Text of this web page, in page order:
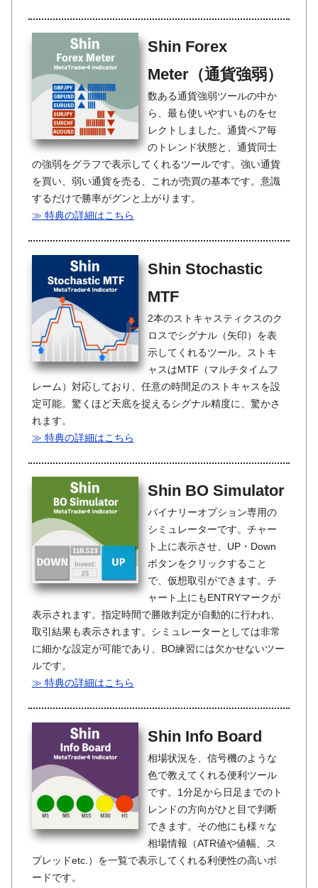
Shin Forex
Meter（通貨強弱）
数ある通貨強弱ツールの中か
ら、最も使いやすいものをセ
レクトしました。通貨ペア毎
のトレンド状態と、通貨同士
の強弱をグラフで表示してくれるツールです。強い通貨
を買い、弱い通貨を売る、これが売買の基本です。意識
するだけで勝率がグンと上がります。
≫ 特典の詳細はこちら
Shin Stochastic
MTF
2本のストキャスティクスのク
ロスでシグナル（矢印）を表
示してくれるツール。ストキ
ャスはMTF（マルチタイムフ
レーム）対応しており、任意の時間足のストキャスを設
定可能。驚くほど天底を捉えるシグナル精度に、驚かさ
れます。
≫ 特典の詳細はこちら
Shin BO Simulator
バイナリーオプション専用の
シミュレーターです。チャー
ト上に表示させ、UP・Down
ボタンをクリックすること
で、仮想取引ができます。チ
ャート上にもENTRYマークが
表示されます。指定時間で勝敗判定が自動的に行われ、
取引結果も表示されます。シミュレーターとしては非常
に細かな設定が可能であり、BO練習には欠かせないツー
ルです。
≫ 特典の詳細はこちら
Shin Info Board
相場状況を、信号機のような
色で教えてくれる便利ツール
です。1分足から日足までのト
レンドの方向がひと目で判断
できます。その他にも様々な
相場情報（ATR値や値幅、ス
プレッドetc.）を一覧で表示してくれる利便性の高いボ
ードです。